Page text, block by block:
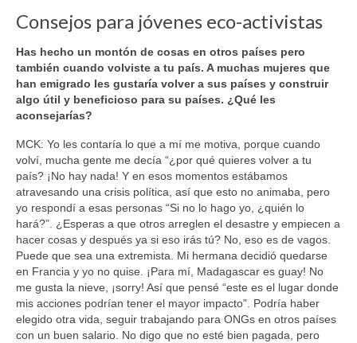
Consejos para jóvenes eco-activistas
Has hecho un montón de cosas en otros países pero
también cuando volviste a tu país. A muchas mujeres que
han emigrado les gustaría volver a sus países y construir
algo útil y beneficioso para su países. ¿Qué les
aconsejarías?
MCK: Yo les contaría lo que a mí me motiva, porque cuando
volví, mucha gente me decía “¿por qué quieres volver a tu
país? ¡No hay nada! Y en esos momentos estábamos
atravesando una crisis política, así que esto no animaba, pero
yo respondí a esas personas “Si no lo hago yo, ¿quién lo
hará?”. ¿Esperas a que otros arreglen el desastre y empiecen a
hacer cosas y después ya si eso irás tú? No, eso es de vagos.
Puede que sea una extremista. Mi hermana decidió quedarse
en Francia y yo no quise. ¡Para mí, Madagascar es guay! No
me gusta la nieve, ¡sorry! Así que pensé “este es el lugar donde
mis acciones podrían tener el mayor impacto”. Podría haber
elegido otra vida, seguir trabajando para ONGs en otros países
con un buen salario. No digo que no esté bien pagada, pero